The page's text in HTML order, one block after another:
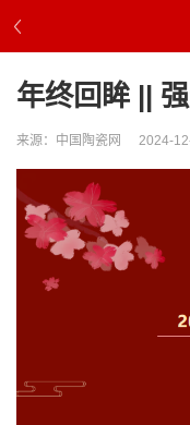
年终回眸 ||
来源：中国陶瓷网 2024-